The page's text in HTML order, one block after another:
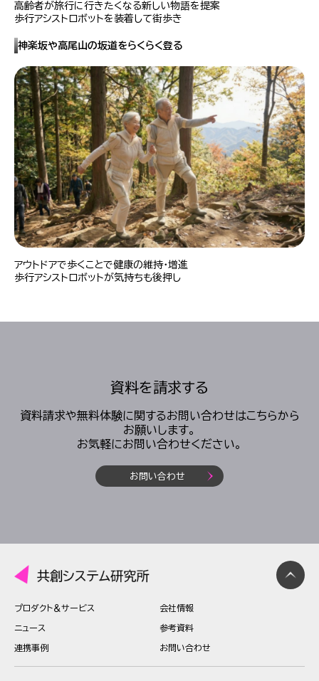
高齢者が旅行に行きたくなる新しい物語を提案
歩行アシストロボットを装着して街歩き
神楽坂や高尾山の坂道をらくらく登る
アウトドアで歩くことで健康の維持・増進
歩行アシストロボットが気持ちも後押し
資料を請求する
資料請求や無料体験に関するお問い合わせはこちらから
お願いします。
お気軽にお問い合わせください。
お問い合わせ
プロダクト＆サービス 会社情報
ニュース 参考資料
連携事例 お問い合わせ